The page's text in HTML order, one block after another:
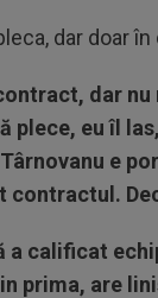
dar doar
dar nu
plece, eu îl
e
contractul.
a calificat
prima, are